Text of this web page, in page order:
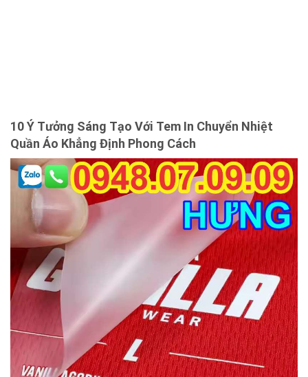
10 Ý Tưởng Sáng Tạo Với Tem In Chuyển Nhiệt
Quần Áo Khẳng Định Phong Cách